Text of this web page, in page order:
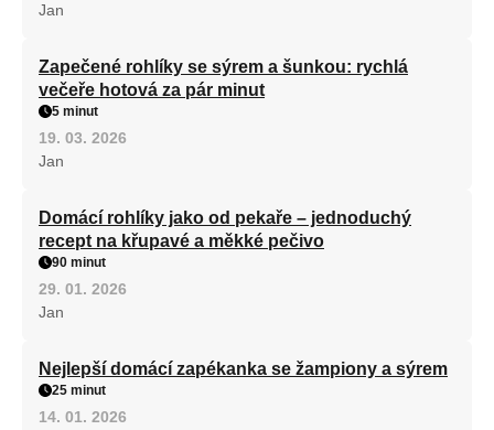
Jan
Zapečené rohlíky se sýrem a šunkou: rychlá
večeře hotová za pár minut
5 minut
19. 03. 2026
Jan
Domácí rohlíky jako od pekaře – jednoduchý
recept na křupavé a měkké pečivo
90 minut
29. 01. 2026
Jan
Nejlepší domácí zapékanka se žampiony a sýrem
25 minut
14. 01. 2026